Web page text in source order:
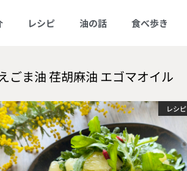
レシピ 油の話 食べ歩き
ごま油 荏胡麻油 エゴマオイル
レシピ